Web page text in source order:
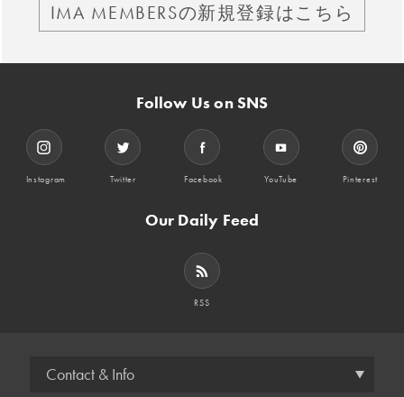
IMA MEMBERSの新規登録はこちら
Follow Us on SNS
Instagram Twitter Facebook YouTube Pinterest
Our Daily Feed
RSS
Contact & Info